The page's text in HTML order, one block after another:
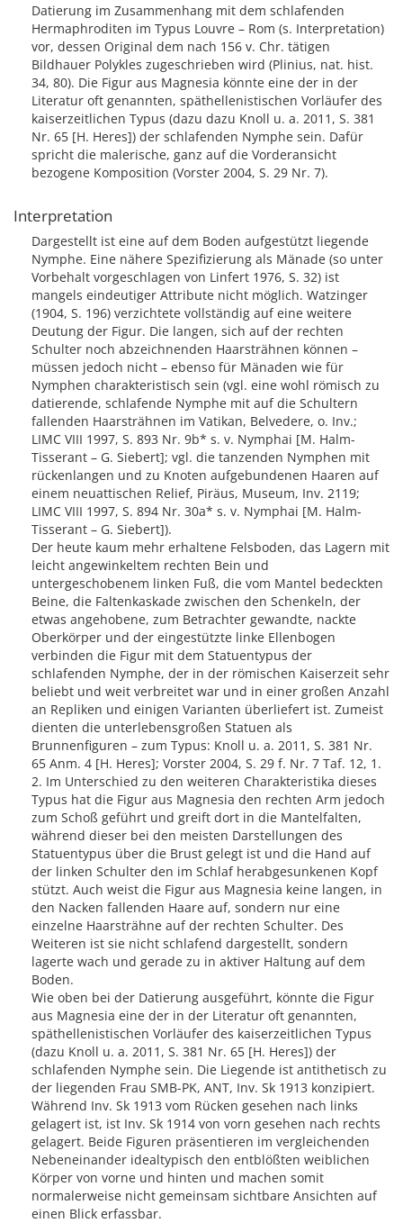
Datierung im Zusammenhang mit dem schlafenden
Hermaphroditen im Typus Louvre – Rom (s. Interpretation)
vor, dessen Original dem nach 156 v. Chr. tätigen
Bildhauer Polykles zugeschrieben wird (Plinius, nat. hist.
34, 80). Die Figur aus Magnesia könnte eine der in der
Literatur oft genannten, späthellenistischen Vorläufer des
kaiserzeitlichen Typus (dazu dazu Knoll u. a. 2011, S. 381
Nr. 65 [H. Heres]) der schlafenden Nymphe sein. Dafür
spricht die malerische, ganz auf die Vorderansicht
bezogene Komposition (Vorster 2004, S. 29 Nr. 7).
Interpretation
Dargestellt ist eine auf dem Boden aufgestützt liegende
Nymphe. Eine nähere Spezifizierung als Mänade (so unter
Vorbehalt vorgeschlagen von Linfert 1976, S. 32) ist
mangels eindeutiger Attribute nicht möglich. Watzinger
(1904, S. 196) verzichtete vollständig auf eine weitere
Deutung der Figur. Die langen, sich auf der rechten
Schulter noch abzeichnenden Haarsträhnen können –
müssen jedoch nicht – ebenso für Mänaden wie für
Nymphen charakteristisch sein (vgl. eine wohl römisch zu
datierende, schlafende Nymphe mit auf die Schultern
fallenden Haarsträhnen im Vatikan, Belvedere, o. Inv.;
LIMC VIII 1997, S. 893 Nr. 9b* s. v. Nymphai [M. Halm-
Tisserant – G. Siebert]; vgl. die tanzenden Nymphen mit
rückenlangen und zu Knoten aufgebundenen Haaren auf
einem neuattischen Relief, Piräus, Museum, Inv. 2119;
LIMC VIII 1997, S. 894 Nr. 30a* s. v. Nymphai [M. Halm-
Tisserant – G. Siebert]).
Der heute kaum mehr erhaltene Felsboden, das Lagern mit
leicht angewinkeltem rechten Bein und
untergeschobenem linken Fuß, die vom Mantel bedeckten
Beine, die Faltenkaskade zwischen den Schenkeln, der
etwas angehobene, zum Betrachter gewandte, nackte
Oberkörper und der eingestützte linke Ellenbogen
verbinden die Figur mit dem Statuentypus der
schlafenden Nymphe, der in der römischen Kaiserzeit sehr
beliebt und weit verbreitet war und in einer großen Anzahl
an Repliken und einigen Varianten überliefert ist. Zumeist
dienten die unterlebensgroßen Statuen als
Brunnenfiguren – zum Typus: Knoll u. a. 2011, S. 381 Nr.
65 Anm. 4 [H. Heres]; Vorster 2004, S. 29 f. Nr. 7 Taf. 12, 1.
2. Im Unterschied zu den weiteren Charakteristika dieses
Typus hat die Figur aus Magnesia den rechten Arm jedoch
zum Schoß geführt und greift dort in die Mantelfalten,
während dieser bei den meisten Darstellungen des
Statuentypus über die Brust gelegt ist und die Hand auf
der linken Schulter den im Schlaf herabgesunkenen Kopf
stützt. Auch weist die Figur aus Magnesia keine langen, in
den Nacken fallenden Haare auf, sondern nur eine
einzelne Haarsträhne auf der rechten Schulter. Des
Weiteren ist sie nicht schlafend dargestellt, sondern
lagerte wach und gerade zu in aktiver Haltung auf dem
Boden.
Wie oben bei der Datierung ausgeführt, könnte die Figur
aus Magnesia eine der in der Literatur oft genannten,
späthellenistischen Vorläufer des kaiserzeitlichen Typus
(dazu Knoll u. a. 2011, S. 381 Nr. 65 [H. Heres]) der
schlafenden Nymphe sein. Die Liegende ist antithetisch zu
der liegenden Frau SMB-PK, ANT, Inv. Sk 1913 konzipiert.
Während Inv. Sk 1913 vom Rücken gesehen nach links
gelagert ist, ist Inv. Sk 1914 von vorn gesehen nach rechts
gelagert. Beide Figuren präsentieren im vergleichenden
Nebeneinander idealtypisch den entblößten weiblichen
Körper von vorne und hinten und machen somit
normalerweise nicht gemeinsam sichtbare Ansichten auf
einen Blick erfassbar.